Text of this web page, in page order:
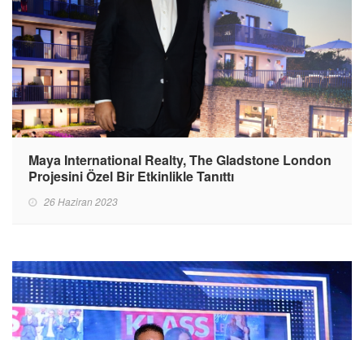
Maya International Realty, The Gladstone London
Projesini Özel Bir Etkinlikle Tanıttı
26 Haziran 2023